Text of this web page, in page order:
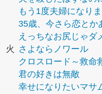
もう1度夫婦になり
35歳、今さら恋とか
えっちなお尻じゃダ
火
さよならノワール
クロスロード～救命
君の好きは無敵
幸せになりたいマサ